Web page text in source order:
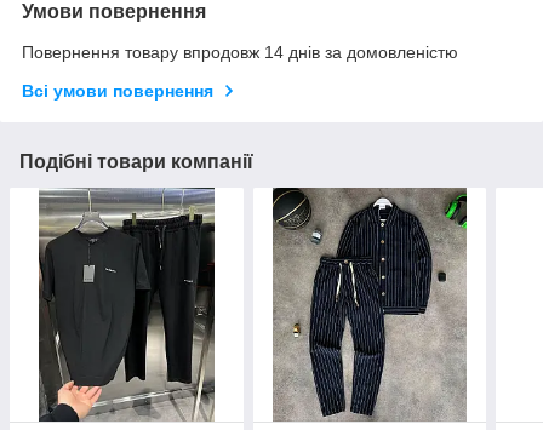
Умови повернення
Повернення товару впродовж 14 днів за домовленістю
Всі умови повернення
Подібні товари компанії